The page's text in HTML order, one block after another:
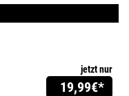
jetzt nur
19,99€*